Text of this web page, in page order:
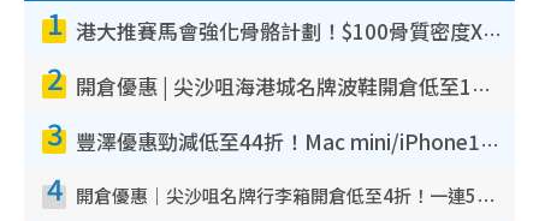
1 港大推賽馬會強化骨骼計劃！$100骨質密度X光檢查 完成免費運動訓練送超市禮券！附參加資格
2 開倉優惠 | 尖沙咀海港城名牌波鞋開倉低至1折！On鞋$899起／Joy&Peace鞋履$98起
3 豐澤優惠勁減低至44折！Mac mini/iPhone17Pro大減價！廚房家電$220起
4 開倉優惠｜尖沙咀名牌行李箱開倉低至4折！一連5日 American Tourister/ace./Hallmark $200起！